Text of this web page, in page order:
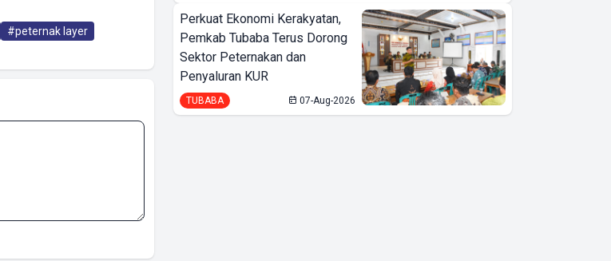
#peternak layer
Perkuat Ekonomi Kerakyatan,
Pemkab Tubaba Terus Dorong
Sektor Peternakan dan
Penyaluran KUR
TUBABA 07-Aug-2026